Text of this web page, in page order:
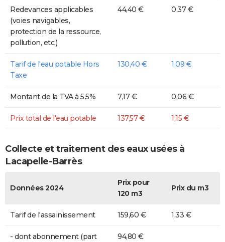
Redevances applicables
(voies navigables,
protection de la ressource,
pollution, etc.)
44,40 € 0,37 €
Tarif de l'eau potable Hors
Taxe
130,40 € 1,09 €
Montant de la TVA à 5,5% 7,17 € 0,06 €
Prix total de l'eau potable 137,57 € 1,15 €
Collecte et traitement des eaux usées à
Lacapelle-Barrès
Données 2024
Prix pour
120 m3
Prix du m3
Tarif de l'assainissement 159,60 € 1,33 €
- dont abonnement (part
94,80 €